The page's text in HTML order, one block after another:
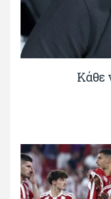
Κάθε